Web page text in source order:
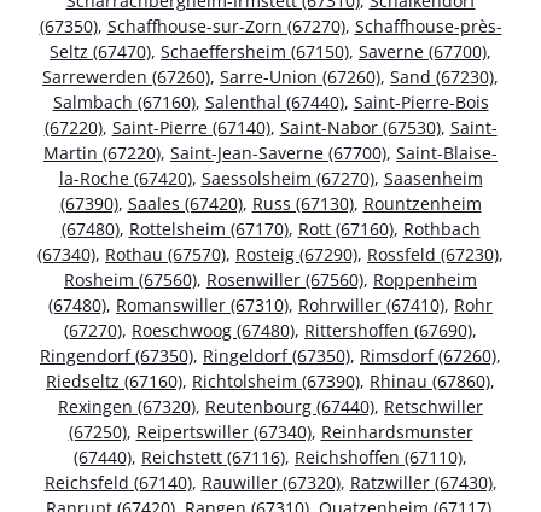
(67350), Schaffhouse-sur-Zorn (67270), Schaffhouse-près-
Seltz (67470), Schaeffersheim (67150), Saverne (67700),
Sarrewerden (67260), Sarre-Union (67260), Sand (67230),
Salmbach (67160), Salenthal (67440), Saint-Pierre-Bois
(67220), Saint-Pierre (67140), Saint-Nabor (67530), Saint-
Martin (67220), Saint-Jean-Saverne (67700), Saint-Blaise-
la-Roche (67420), Saessolsheim (67270), Saasenheim
(67390), Saales (67420), Russ (67130), Rountzenheim
(67480), Rottelsheim (67170), Rott (67160), Rothbach
(67340), Rothau (67570), Rosteig (67290), Rossfeld (67230),
Rosheim (67560), Rosenwiller (67560), Roppenheim
(67480), Romanswiller (67310), Rohrwiller (67410), Rohr
(67270), Roeschwoog (67480), Rittershoffen (67690),
Ringendorf (67350), Ringeldorf (67350), Rimsdorf (67260),
Riedseltz (67160), Richtolsheim (67390), Rhinau (67860),
Rexingen (67320), Reutenbourg (67440), Retschwiller
(67250), Reipertswiller (67340), Reinhardsmunster
(67440), Reichstett (67116), Reichshoffen (67110),
Reichsfeld (67140), Rauwiller (67320), Ratzwiller (67430),